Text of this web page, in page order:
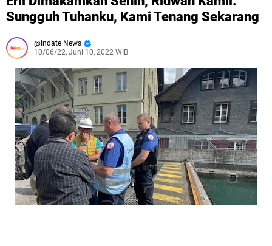
Sungguh Tuhanku, Kami Tenang Sekarang
Indate News
10/06/22, Juni 10, 2022 WIB